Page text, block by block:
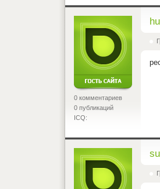
0 комментариев
0 публикаций
ICQ: